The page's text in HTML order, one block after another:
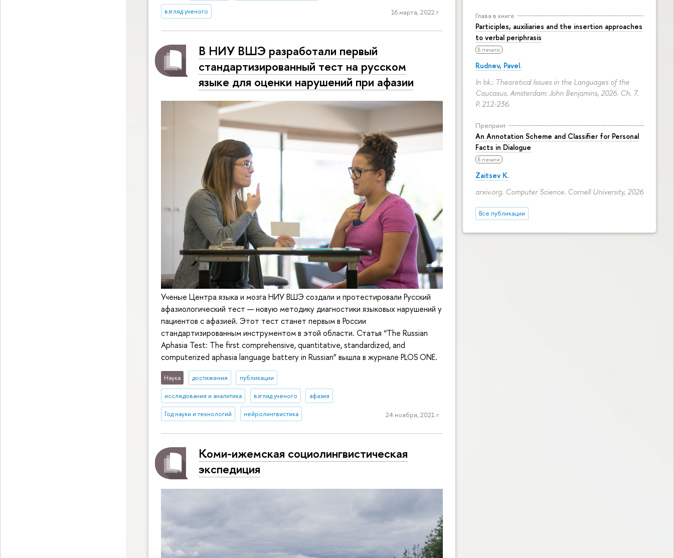
Глава в книге
Participles, auxiliaries and the insertion approaches
to verbal periphrasis
В печати
Rudnev, Pavel.
In bk.: Theoretical Issues in the Languages of the
Caucasus. Amsterdam: John Benjamins, 2026. Ch. 7.
P. 212-236.
Препринт
An Annotation Scheme and Classifier for Personal
Facts in Dialogue
В печати
Zaitsev K.
arxiv.org. Computer Science. Cornell University, 2026
Все публикации
взгляд ученого 16 марта, 2022 г.
В НИУ ВШЭ разработали первый
стандартизированный тест на русском
языке для оценки нарушений при афазии
Ученые Центра языка и мозга НИУ ВШЭ создали и протестировали Русский
афазиологический тест — новую методику диагностики языковых нарушений у
пациентов с афазией. Этот тест станет первым в России
стандартизированным инструментом в этой области. Статья “The Russian
Aphasia Test: The first comprehensive, quantitative, standardized, and
computerized aphasia language battery in Russian” вышла в журнале PLOS ONE.
Наука достижения публикации
исследования и аналитика взгляд ученого афазия
Год науки и технологий нейролингвистика 24 ноября, 2021 г.
Коми-ижемская со­цио­линг­ви­сти­че­ская
экспедиция